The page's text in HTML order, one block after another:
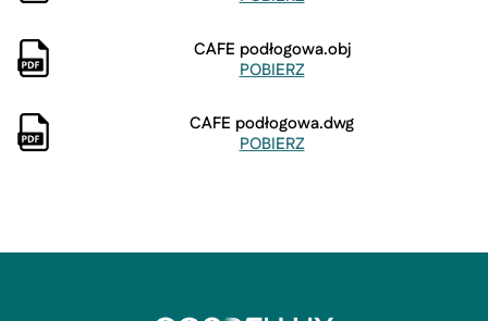
CAFE podłogowa.obj
POBIERZ
CAFE podłogowa.dwg
POBIERZ